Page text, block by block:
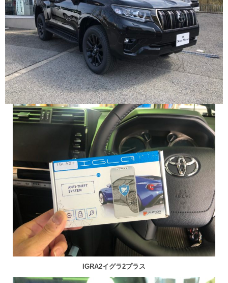
IGRA2イグラ2プラス